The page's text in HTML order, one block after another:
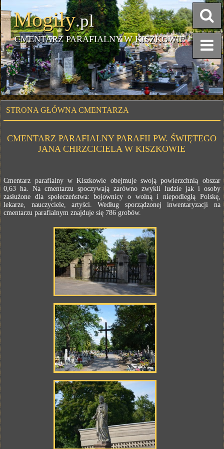
Mogiły.pl
CMENTARZ PARAFIALNY W KISZKOWIE
STRONA GŁÓWNA CMENTARZA
CMENTARZ PARAFIALNY PARAFII PW. ŚWIĘTEGO
JANA CHRZCICIELA W KISZKOWIE
Cmentarz parafialny w Kiszkowie obejmuje swoją powierzchnią obszar
0,63 ha. Na cmentarzu spoczywają zarówno zwykli ludzie jak i osoby
zasłużone dla społeczeństwa: bojownicy o wolną i niepodległą Polskę,
lekarze, nauczyciele, artyści. Według sporządzonej inwentaryzacji na
cmentarzu parafialnym znajduje się 786 grobów.